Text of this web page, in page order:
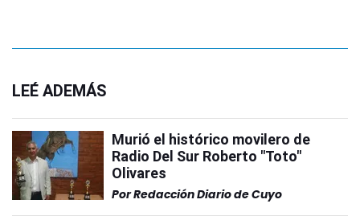
LEÉ ADEMÁS
Murió el histórico movilero de
Radio Del Sur Roberto "Toto"
Olivares
PorRedacción Diario de Cuyo